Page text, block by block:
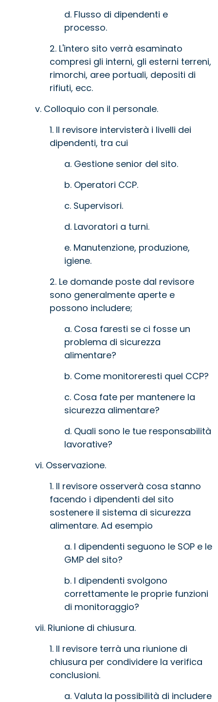
d. Flusso di dipendenti e
processo.
2. L'intero sito verrà esaminato
compresi gli interni, gli esterni terreni,
rimorchi, aree portuali, depositi di
rifiuti, ecc.
v. Colloquio con il personale.
1. Il revisore intervisterà i livelli dei
dipendenti, tra cui
a. Gestione senior del sito.
b. Operatori CCP.
c. Supervisori.
d. Lavoratori a turni.
e. Manutenzione, produzione,
igiene.
2. Le domande poste dal revisore
sono generalmente aperte e
possono includere;
a. Cosa faresti se ci fosse un
problema di sicurezza
alimentare?
b. Come monitoreresti quel CCP?
c. Cosa fate per mantenere la
sicurezza alimentare?
d. Quali sono le tue responsabilità
lavorative?
vi. Osservazione.
1. Il revisore osserverà cosa stanno
facendo i dipendenti del sito
sostenere il sistema di sicurezza
alimentare. Ad esempio
a. I dipendenti seguono le SOP e le
GMP del sito?
b. I dipendenti svolgono
correttamente le proprie funzioni
di monitoraggio?
vii. Riunione di chiusura.
1. Il revisore terrà una riunione di
chiusura per condividere la verifica
conclusioni.
a. Valuta la possibilità di includere